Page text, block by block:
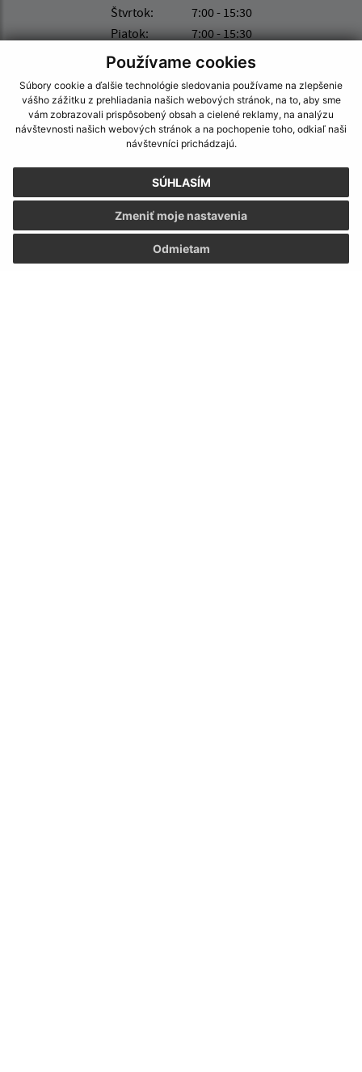
Používame cookies
Súbory cookie a ďalšie technológie sledovania používame na zlepšenie
vášho zážitku z prehliadania našich webových stránok, na to, aby sme
vám zobrazovali prispôsobený obsah a cielené reklamy, na analýzu
návštevnosti našich webových stránok a na pochopenie toho, odkiaľ naši
návštevníci prichádzajú.
SÚHLASÍM
Odmietam
Zmeniť moje nastavenia
Štvrtok:
7:00 - 15:30
Piatok:
7:00 - 15:30
Obedňajšia prestávka:11:30 - 12:00
Kontakt:
Obecný úrad Stebnícka Huta
Stebnícka Huta 70
086 33 Zborov
obec@stebnickahuta.sk
+421 54 479 83 10
IČO: 00322598